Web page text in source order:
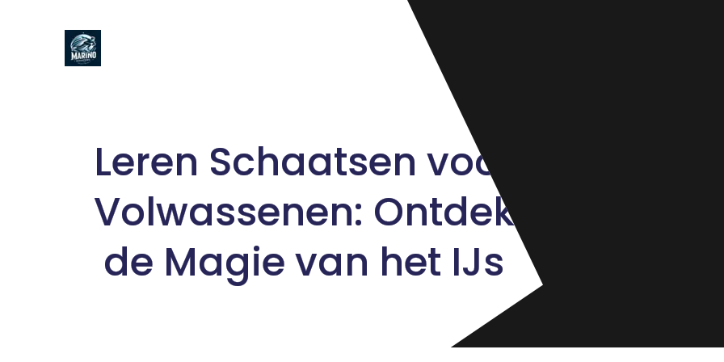
Leren Schaatsen voor
Volwassenen: Ontdek
de Magie van het IJs